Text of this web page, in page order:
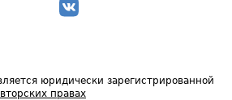
юридически зарегистрированной
правах